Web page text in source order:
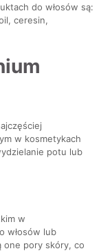
do włosów są:
ceresin,
w kosmetykach
potu lub
w
włosów lub
one pory skóry, co